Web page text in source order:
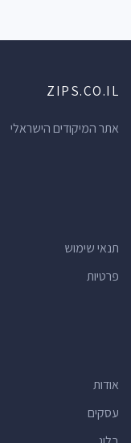
ZIPS.CO.IL
אתר המיקודים הישראלי
תנאי שימוש
פרטיות
אודות
עסקים